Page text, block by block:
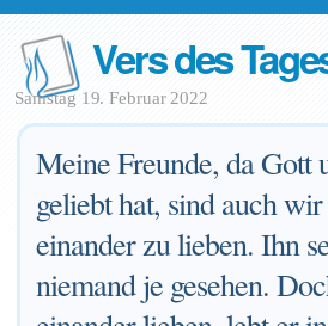
Vers des
Samstag 19. Februar 2022
Meine Freunde, da Gott
geliebt hat, sind auch
einander zu lieben. Ihn
niemand je gesehen.